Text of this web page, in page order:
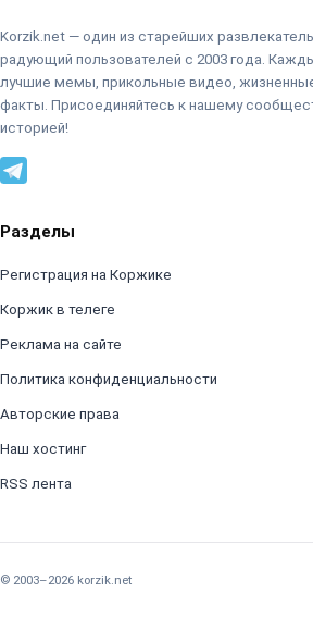
Korzik.net — один из старейших
радующий пользователей с 2003 года.
лучшие мемы, прикольные видео,
факты. Присоединяйтесь к нашему
историей!
Разделы
Регистрация на Коржике
Коржик в телеге
Реклама на сайте
Политика конфиденциальности
Авторские права
Наш хостинг
RSS лента
© 2003–2026 korzik.net